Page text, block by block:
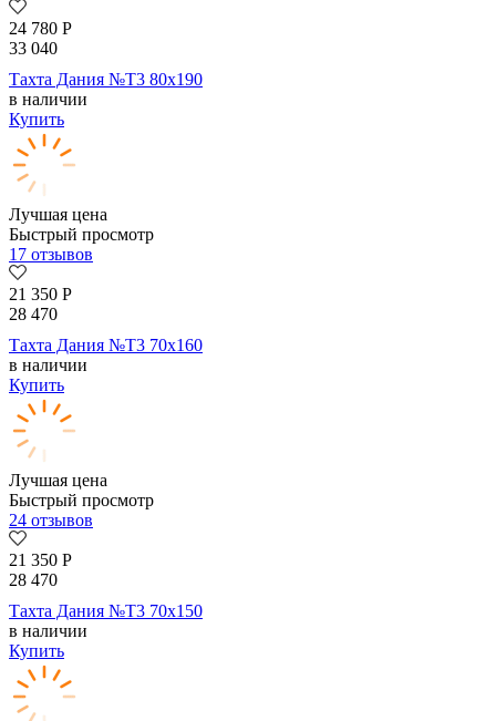
24 780 Р
33 040
Тахта Дания №Т3 80х190
в наличии
Купить
Лучшая цена
Быстрый просмотр
17 отзывов
21 350 Р
28 470
Тахта Дания №Т3 70х160
в наличии
Купить
Лучшая цена
Быстрый просмотр
24 отзывов
21 350 Р
28 470
Тахта Дания №Т3 70х150
в наличии
Купить